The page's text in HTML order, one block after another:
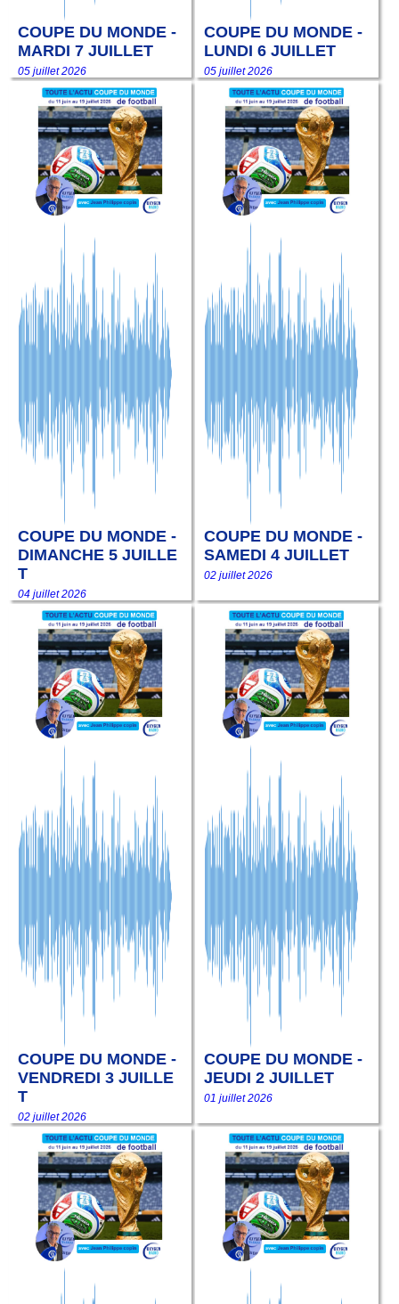
COUPE DU MONDE -
MARDI 7 JUILLET
05 juillet 2026
COUPE DU MONDE -
LUNDI 6 JUILLET
05 juillet 2026
COUPE DU MONDE -
DIMANCHE 5 JUILLE
T
04 juillet 2026
COUPE DU MONDE -
SAMEDI 4 JUILLET
02 juillet 2026
COUPE DU MONDE -
VENDREDI 3 JUILLE
T
02 juillet 2026
COUPE DU MONDE -
JEUDI 2 JUILLET
01 juillet 2026